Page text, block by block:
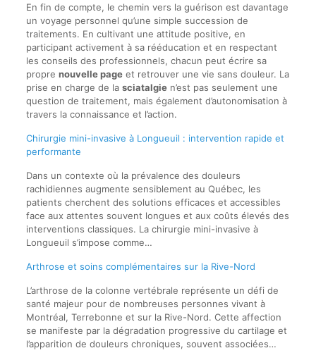
En fin de compte, le chemin vers la guérison est davantage
un voyage personnel qu’une simple succession de
traitements. En cultivant une attitude positive, en
participant activement à sa rééducation et en respectant
les conseils des professionnels, chacun peut écrire sa
propre nouvelle pageet retrouver une vie sans douleur. La
prise en charge de la sciatalgien’est pas seulement une
question de traitement, mais également d’autonomisation à
travers la connaissance et l’action.
Chirurgie mini-invasive à Longueuil : intervention rapide et
performante
Dans un contexte où la prévalence des douleurs
rachidiennes augmente sensiblement au Québec, les
patients cherchent des solutions efficaces et accessibles
face aux attentes souvent longues et aux coûts élevés des
interventions classiques. La chirurgie mini-invasive à
Longueuil s’impose comme…
Arthrose et soins complémentaires sur la Rive-Nord
L’arthrose de la colonne vertébrale représente un défi de
santé majeur pour de nombreuses personnes vivant à
Montréal, Terrebonne et sur la Rive-Nord. Cette affection
se manifeste par la dégradation progressive du cartilage et
l’apparition de douleurs chroniques, souvent associées…